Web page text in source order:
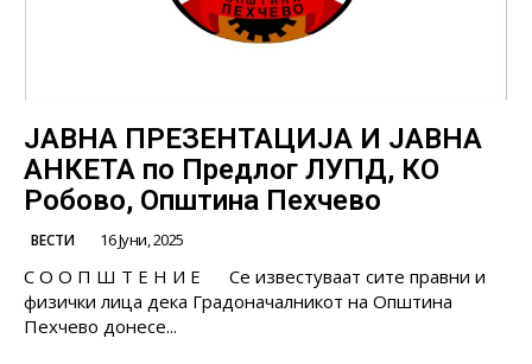
ЈАВНА ПРЕЗЕНТАЦИЈА И ЈАВНА
АНКЕТА по Предлог ЛУПД, КО
Робово, Општина Пехчево
ВЕСТИ 16 Јуни, 2025
С О О П Ш Т Е Н И Е Се известуваат сите правни и
физички лица дека Градоначалникот на Oпштина
Пехчево донесе...